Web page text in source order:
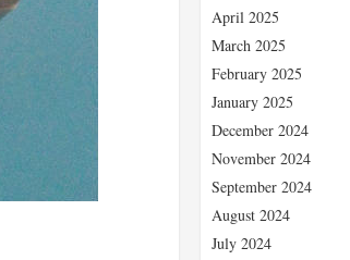
April 2025
March 2025
February 2025
January 2025
December 2024
November 2024
September 2024
August 2024
July 2024